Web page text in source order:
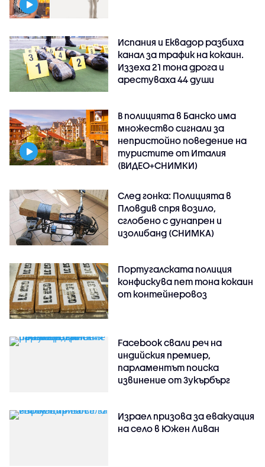
Испания и Еквадор разбиха
канал за трафик на кокаин.
Иззеха 21 тона дрога и
арестуваха 44 души
В полицията в Банско има
множество сигнали за
непристойно поведение на
туристите от Италия
(ВИДЕО+СНИМКИ)
След гонка: Полицията в
Пловдив спря возило,
сглобено с дунапрен и
изолибанд (СНИМКА)
Португалската полиция
конфискува пет тона кокаин
от контейнеровоз
Facebook свали реч на
индийския премиер,
парламентът поиска
извинение от Зукърбърг
Израел призова за евакуация
на село в Южен Ливан